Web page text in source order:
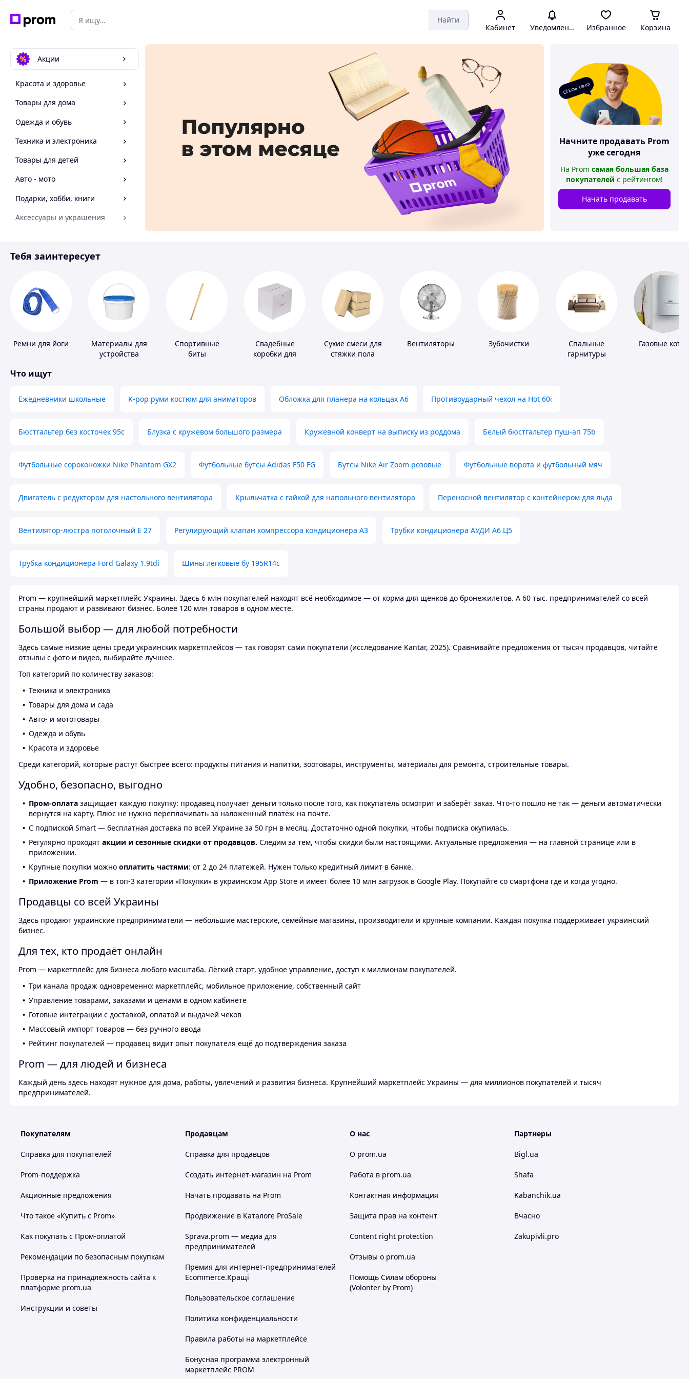
Найти
Кабинет Уведомления Избранное Корзина
Акции
Красота и здоровье
Товары для дома
Одежда и обувь
Техника и электроника
Товары для детей
Авто - мото
Подарки, хобби, книги
Аксессуары и украшения
Спорт и отдых
О! Есть заказ
Начните продавать Prom
уже сегодня
На Prom самая большая база
покупателей с рейтингом!
Начать продавать
Тебя заинтересует
Ремни для йоги
Материалы для
устройства
Спортивные
биты
Свадебные
коробки для
Сухие смеси для
стяжки пола
Вентиляторы Зубочистки
Спальные
гарнитуры
Газовые
Что ищут
Ежедневники школьные K-pop руми костюм для аниматоров Обложка для планера на кольцах А6 Противоударный чехол на Hot 60i
Бюстгальтер без косточек 95с Блузка с кружевом большого размера Кружевной конверт на выписку из роддома Белый бюстгальтер пуш-ап 75b
Футбольные сороконожки Nike Phantom GX2 Футбольные бутсы Adidas F50 FG Бутсы Nike Air Zoom розовые Футбольные ворота и футбольный мяч
Двигатель с редуктором для настольного вентилятора Крыльчатка с гайкой для напольного вентилятора Переносной вентилятор с контейнером для льда
Вентилятор-люстра потолочный E 27 Регулирующий клапан компрессора кондиционера А3 Трубки кондиционера АУДИ А6 Ц5
Трубка кондиционера Ford Galaxy 1.9tdi Шины легковые бу 195R14c
Prom — крупнейший маркетплейс Украины. Здесь 6 млн покупателей находят всё необходимое — от корма для щенков до бронежилетов. А 60 тыс. предпринимателей со всей
страны продают и развивают бизнес. Более 120 млн товаров в одном месте.
Большой выбор — для любой потребности
Здесь самые низкие цены среди украинских маркетплейсов — так говорят сами покупатели (исследование Kantar, 2025). Сравнивайте предложения от тысяч продавцов, читайте
отзывы с фото и видео, выбирайте лучшее.
Топ категорий по количеству заказов:
Техника и электроника
Товары для дома и сада
Авто- и мототовары
Одежда и обувь
Красота и здоровье
Среди категорий, которые растут быстрее всего: продукты питания и напитки, зоотовары, инструменты, материалы для ремонта, строительные товары.
Удобно, безопасно, выгодно
Пром-оплата защищает каждую покупку: продавец получает деньги только после того, как покупатель осмотрит и заберёт заказ. Что-то пошло не так — деньги автоматически
вернутся на карту. Плюс не нужно переплачивать за наложенный платёж на почте.
С подпиской Smart — бесплатная доставка по всей Украине за 50 грн в месяц. Достаточно одной покупки, чтобы подписка окупилась.
Регулярно проходят акции и сезонные скидки от продавцов. Следим за тем, чтобы скидки были настоящими. Актуальные предложения — на главной странице или в
приложении.
Крупные покупки можно оплатить частями: от 2 до 24 платежей. Нужен только кредитный лимит в банке.
Приложение Prom — в топ-3 категории «Покупки» в украинском App Store и имеет более 10 млн загрузок в Google Play. Покупайте со смартфона где и когда угодно.
Продавцы со всей Украины
Здесь продают украинские предприниматели — небольшие мастерские, семейные магазины, производители и крупные компании. Каждая покупка поддерживает украинский
бизнес.
Для тех, кто продаёт онлайн
Prom — маркетплейс для бизнеса любого масштаба. Лёгкий старт, удобное управление, доступ к миллионам покупателей.
Три канала продаж одновременно: маркетплейс, мобильное приложение, собственный сайт
Управление товарами, заказами и ценами в одном кабинете
Готовые интеграции с доставкой, оплатой и выдачей чеков
Массовый импорт товаров — без ручного ввода
Рейтинг покупателей — продавец видит опыт покупателя ещё до подтверждения заказа
Prom — для людей и бизнеса
Каждый день здесь находят нужное для дома, работы, увлечений и развития бизнеса. Крупнейший маркетплейс Украины — для миллионов покупателей и тысяч
предпринимателей.
Покупателям
Справка для покупателей
Prom-поддержка
Акционные предложения
Что такое «Купить с Prom»
Как покупать с Пром-оплатой
Рекомендации по безопасным покупкам
Проверка на принадлежность сайта к
платформе prom.ua
Инструкции и советы
Продавцам
Справка для продавцов
Создать интернет-магазин на Prom
Начать продавать на Prom
Продвижение в Каталоге ProSale
Sprava.prom — медиа для
предпринимателей
Премия для интернет-предпринимателей
Ecommerce.Кращі
Пользовательское соглашение
Политика конфиденциальности
Правила работы на маркетплейсе
Бонусная программа электронный
маркетплейс PROM
О нас
О prom.ua
Работа в prom.ua
Контактная информация
Защита прав на контент
Content right protection
Отзывы о prom.ua
Помощь Силам обороны
(Volonter by Prom)
Партнеры
Bigl.ua
Shafa
Kabanchik.ua
Вчасно
Zakupivli.pro